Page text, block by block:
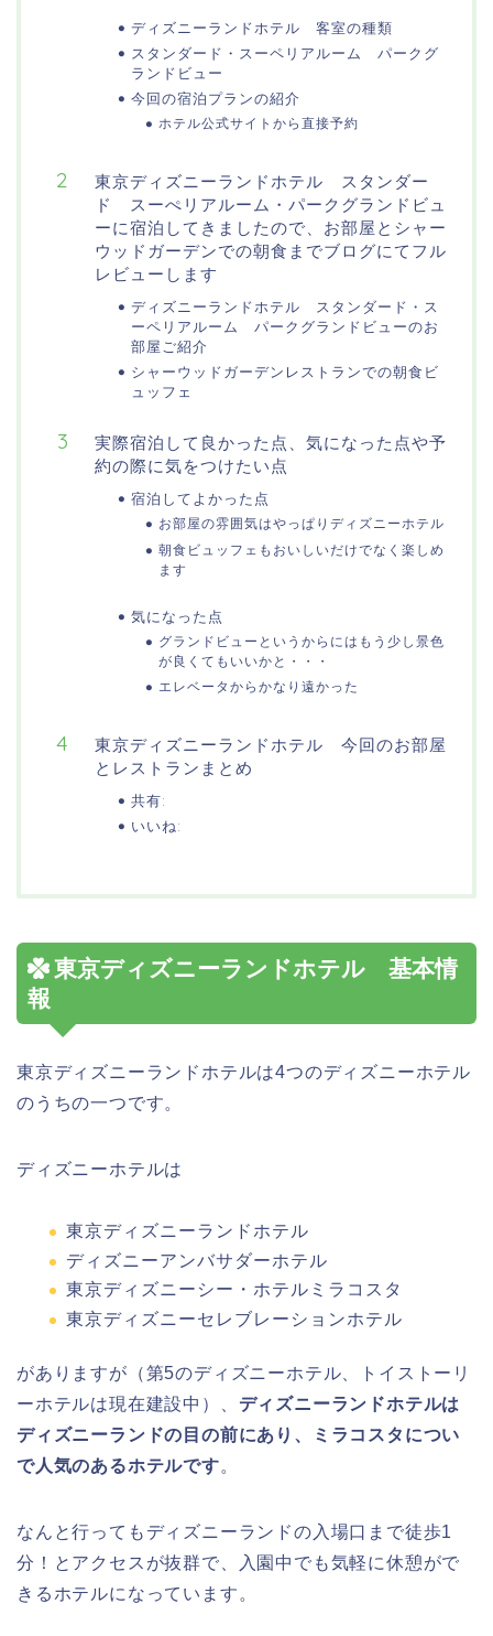
ディズニーランドホテル 客室の種類
スタンダード・スーペリアルーム パークグ
ランドビュー
今回の宿泊プランの紹介
ホテル公式サイトから直接予約
東京ディズニーランドホテル スタンダー
ド スーぺリアルーム・パークグランドビュ
ーに宿泊してきましたので、お部屋とシャー
ウッドガーデンでの朝食までブログにてフル
レビューします
ディズニーランドホテル スタンダード・ス
ーペリアルーム パークグランドビューのお
部屋ご紹介
シャーウッドガーデンレストランでの朝食ビ
ュッフェ
実際宿泊して良かった点、気になった点や予
約の際に気をつけたい点
宿泊してよかった点
お部屋の雰囲気はやっぱりディズニーホテル
朝食ビュッフェもおいしいだけでなく楽しめ
ます
気になった点
グランドビューというからにはもう少し景色
が良くてもいいかと・・・
エレベータからかなり遠かった
東京ディズニーランドホテル 今回のお部屋
とレストランまとめ
共有:
いいね:
東京ディズニーランドホテル 基本情
報
東京ディズニーランドホテルは4つのディズニーホテル
のうちの一つです。
ディズニーホテルは
東京ディズニーランドホテル
ディズニーアンバサダーホテル
東京ディズニーシー・ホテルミラコスタ
東京ディズニーセレブレーションホテル
がありますが（第5のディズニーホテル、トイストーリ
ーホテルは現在建設中）、 ディズニーランドホテルは
ディズニーランドの目の前にあり、ミラコスタについ
で人気のあるホテルです。
なんと行ってもディズニーランドの入場口まで徒歩1
分！とアクセスが抜群で、入園中でも気軽に休憩がで
きるホテルになっています。